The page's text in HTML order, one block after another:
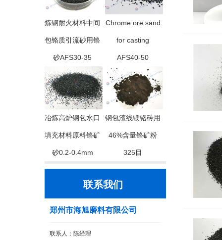
炼钢耐火材料中间
包铬质引流砂用铬
砂AFS30-35
Chrome ore sand
for casting
AFS40-50
冶炼高炉钢包水口
填充材料原料铬矿
砂0.2-0.4mm
钢包渣线镁铬砖用
46%含量铬矿粉
325目
联系我们
郑州市海旭磨料有限公司
联系人：陈经理